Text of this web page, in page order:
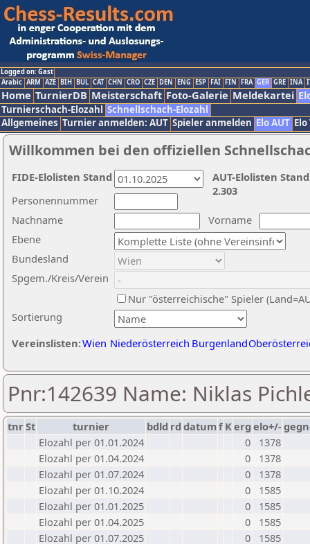
Logged on: Gast
Arabic ARM AZE BIH BUL CAT CHN CRO CZE DEN ENG ESP FAI FIN FRA GER GRE INA
Home TurnierDB Meisterschaft Foto-Galerie Meldekartei
Turnierschach-Elozahl Schnellschach-Elozahl
Allgemeines Turnier anmelden: AUT Spieler anmelden Elo AUT
Willkommen bei den offiziellen
Nachname
Vorname
Ebene
Sortierung
Personennummer
Bundesland
Spgem./Kreis/Verein
Nur "österreichische" Spieler
Vereinslisten:Wien Niederösterreich Burgenland
AUT-Elolisten
2.303
FIDE-Elolisten Stand
Pnr:142639 Name: Niklas
tnrSt turnier bdld rd datumf Kerg elo+/-
Elozahl per 01.01.2024
0
1378
Elozahl per 01.04.2024
0
1378
Elozahl per 01.07.2024
0
1378
Elozahl per 01.10.2024
0
1585
Elozahl per 01.01.2025
0
1585
Elozahl per 01.04.2025
0
1585
Elozahl per 01.07.2025
0
1585